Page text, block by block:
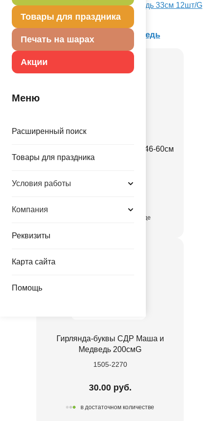
Товары для праздника
Печать на шарах
Акции
Меню
Расширенный поиск
Товары для праздника
Условия работы
Компания
Реквизиты
Карта сайта
Помощь
Посмотреть Салфетка Маша и Медведь 33см 12шт/G
на Портале оптовых закупок
Товар из коллекции Маша и Медведь
Спираль Маша и Медведь 46-60см
присутствует на складе
Гирлянда-буквы СДР Маша и
Медведь 200смG
1505-2270
30.00 руб.
в достаточном количестве